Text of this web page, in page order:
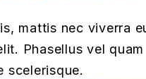
mattis nec viverra
Phasellus vel
scelerisque.